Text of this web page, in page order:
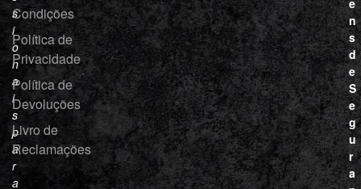
s
i
o
n
a
i
s
p
a
r
a
Condições
Política de
Privacidade
Política de
Devoluções
Livro de
Reclamações
n
s
d
e
S
e
g
u
r
a